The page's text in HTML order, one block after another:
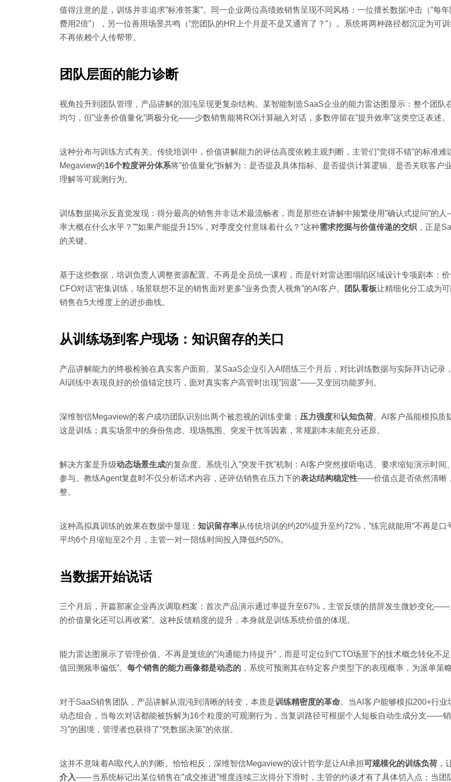
值得注意的是，训练并非追求”标准答案”。同一企业两位高绩效销售呈现不同风格：一位擅长数据冲击（”每
费用2倍”），另一位善用场景共鸣（”您团队的HR上个月是不是又通宵了？”）。系统将两种路径都沉淀为可
不再依赖个人传帮带。
团队层面的能力诊断
视角拉升到团队管理，产品讲解的混沌呈现更复杂结构。某智能制造SaaS企业的能力雷达图显示：整个团队
均匀，但”业务价值量化”两极分化——少数销售能将ROI计算融入对话，多数停留在”提升效率”这类空泛表述。
这种分布与训练方式有关。传统培训中，价值讲解能力的评估高度依赖主观判断，主管们”觉得不错”的标准难
Megaview的16个粒度评分体系将”价值量化”拆解为：是否提及具体指标、是否提供计算逻辑、是否关联客户
理解等可观测行为。
训练数据揭示反直觉发现：得分最高的销售并非话术最流畅者，而是那些在讲解中频繁使用”确认式提问”的
率大概在什么水平？””如果产能提升15%，对季度交付意味着什么？”这种需求挖掘与价值传递的交织 ，正是
的关键。
基于这些数据，培训负责人调整资源配置。不再是全员统一课程，而是针对雷达图塌陷区域设计专项剧本：
CFO对话”密集训练，场景联想不足的销售面对更多”业务负责人视角”的AI客户。
团队看板让精细化分工成为
销售在5大维度上的进步曲线。
从训练场到客户现场：知识留存的关口
产品讲解能力的终极检验在真实客户面前。某SaaS企业引入AI陪练三个月后，对比训练数据与实际拜访记录
AI训练中表现良好的价值锚定技巧，面对真实客户高管时出现”回退”——又变回功能罗列。
深维智信Megaview的客户成功团队识别出两个被忽视的训练变量： 压力强度和认知负荷。AI客户虽能模拟质
这是训练；真实场景中的身份焦虑、现场氛围、突发干扰等因素，常规剧本未能充分还原。
解决方案是升级动态场景生成的复杂度。系统引入”突发干扰”机制：AI客户突然接听电话、要求缩短演示时间
参与。教练Agent复盘时不仅分析话术内容，还评估销售在压力下的表达结构稳定性——价值点是否依然清晰
整。
这种高拟真训练的效果在数据中显现： 知识留存率从传统培训的约20%提升至约72%，”练完就能用”不再是
平均6个月缩短至2个月，主管一对一陪练时间投入降低约50%。
当数据开始说话
三个月后，开篇那家企业再次调取档案：首次产品演示通过率提升至67%，主管反馈的措辞发生微妙变化——
的价值量化还可以再收紧”。这种反馈精度的提升，本身就是训练系统价值的体现。
能力雷达图展示了管理价值。不再是笼统的”沟通能力待提升”，而是可定位到”CTO场景下的技术概念转化不
值回溯频率偏低”。 每个销售的能力画像都是动态的 ，系统可预测其在特定客户类型下的表现概率，为派单策
对于SaaS销售团队，产品讲解从混沌到清晰的转变，本质是训练精密度的革命。当AI客户能够模拟200+行业
动态组合，当每次对话都能被拆解为16个粒度的可观测行为，当复训路径可根据个人短板自动生成分支——销
习”的困境，管理者也获得了”凭数据决策”的依据。
这并不意味着AI取代人的判断。恰恰相反，深维智信Megaview的设计哲学是让AI承担可规模化的训练负荷 ，
介入——当系统标记出某位销售在”成交推进”维度连续三次得分下滑时，主管的约谈才有了具体切入点；当团